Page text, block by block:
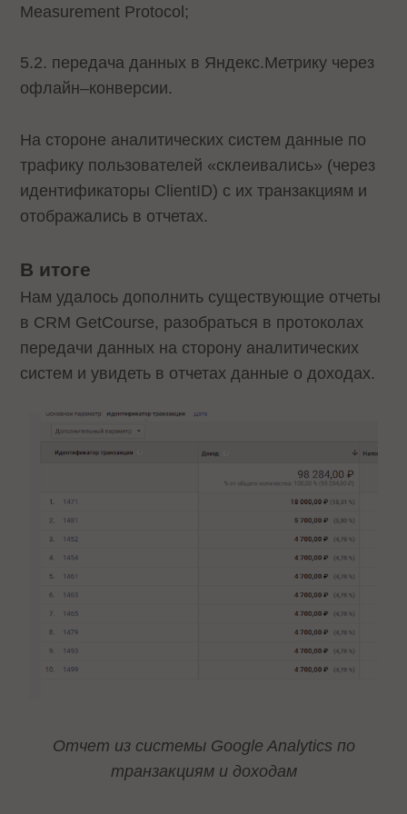
Measurement Protocol;
5.2. передача данных в Яндекс.Метрику через
офлайн–конверсии.
На стороне аналитических систем данные по
трафику пользователей «склеивались» (через
идентификаторы ClientID) с их транзакциям и
отображались в отчетах.
В итоге
Нам удалось дополнить существующие отчеты
в CRM GetCourse, разобраться в протоколах
передачи данных на сторону аналитических
систем и увидеть в отчетах данные о доходах.
Отчет из системы Google Analytics по
транзакциям и доходам